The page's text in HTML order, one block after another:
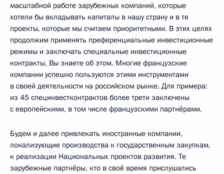
масштабной работе зарубежных компаний, которые
хотели бы вкладывать капиталы в нашу страну и в те
проекты, которые мы считаем приоритетными. В этих целях
продолжим применять преференциальные инвестиционные
режимы и заключать специальные инвестиционные
контракты, Вы знаете об этом. Многие французские
компании успешно пользуются этими инструментами
в своей деятельности на российском рынке. Для примера:
из 45 специнвестконтрактов более трети заключены
с европейскими, в том числе французскими партнёрами.
Будем и далее привлекать иностранные компании,
локализующие производства к государственным закупкам,
к реализации Национальных проектов развития. Те
зарубежные партнёры, кто в своё время прислушались